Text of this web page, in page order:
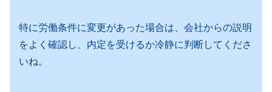
特に労働条件に変更があった場合は、会社からの説明
をよく確認し、内定を受けるか冷静に判断してくださ
いね。